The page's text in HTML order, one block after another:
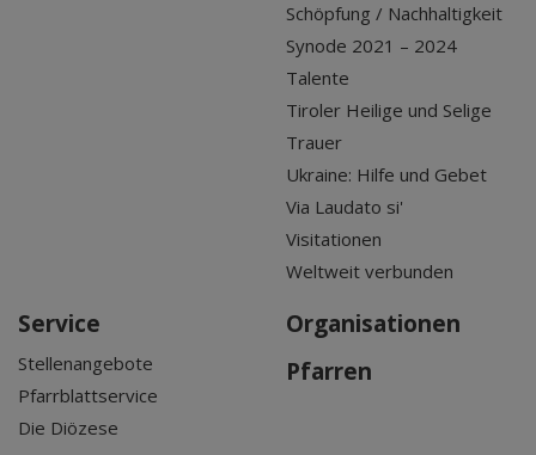
Schöpfung / Nachhaltigkeit
Synode 2021 – 2024
Talente
Tiroler Heilige und Selige
Trauer
Ukraine: Hilfe und Gebet
Via Laudato si'
Visitationen
Weltweit verbunden
Service
Stellenangebote
Pfarrblattservice
Die Diözese
Organisationen
Pfarren